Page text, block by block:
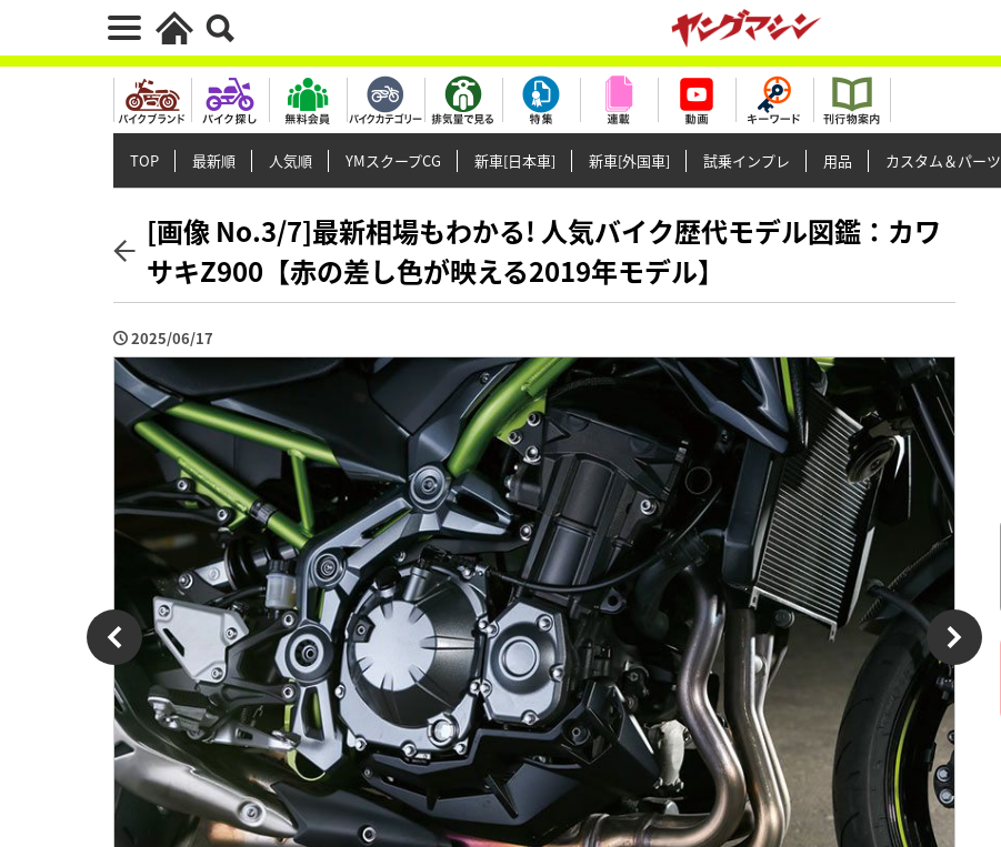
TOP 最新順 人気順 YMスクープCG 新車[日本車] 新車[外国車] 試乗インプレ 用品 カスタム＆パーツ
[画像 No.3/7]最新相場もわかる! 人気バイク歴代モデル図鑑：カワ
サキZ900【赤の差し色が映える2019年モデル】
2025/06/17